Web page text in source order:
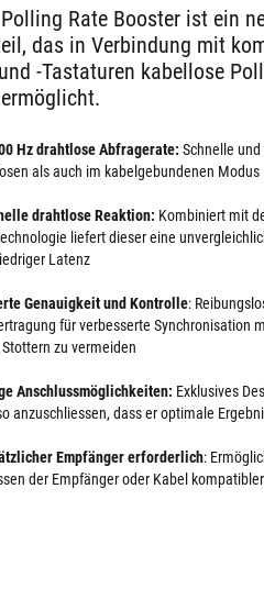
Polling Rate Booster ist ein
das in Verbindung mit
-Tastaturen kabellose
Hz drahtlose Abfragerate: Schnelle
als auch im kabelgebundenen Modus
drahtlose Reaktion: Kombiniert mit
liefert dieser eine
Latenz
Genauigkeit und Kontrolle:
für verbesserte Synchronisation
Stottern zu vermeiden
Anschlussmöglichkeiten: Exklusives
anzuschliessen, dass er optimale
Empfänger erforderlich:
der Empfänger oder Kabel